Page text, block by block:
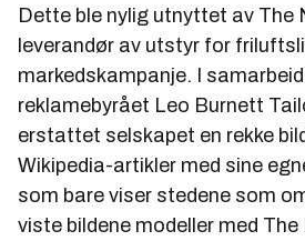
Dette ble nylig utnyttet av The
leverandør av utstyr for
markedskampanje. I
reklamebyrået Leo Burnett
erstattet selskapet en rekke
Wikipedia-artikler med sine
som bare viser stedene som
viste bildene modeller med